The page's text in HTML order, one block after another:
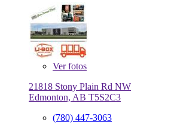
Verfotos
21818 Stony Plain Rd NW
Edmonton, AB T5S2C3
(780) 447-3063